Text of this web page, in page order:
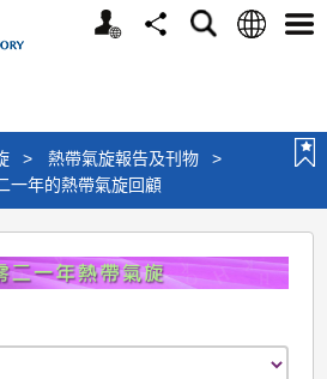
個
分
搜
語
選
> 熱帶氣旋報告及刊物
>
一年的熱帶氣旋回顧